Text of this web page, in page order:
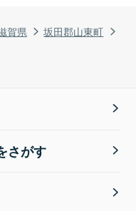
賀県
坂田郡山東町
さがす